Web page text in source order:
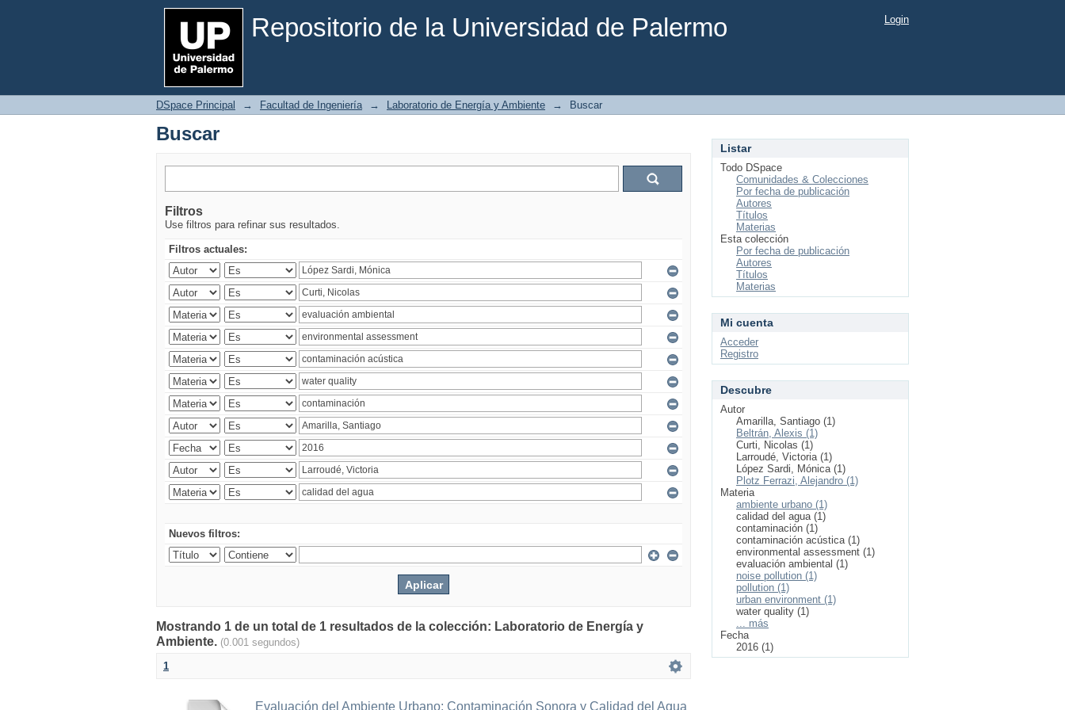
Repositorio de la Universidad de Palermo
Buscar Login
DSpace Principal → Facultad de Ingeniería → Laboratorio de Energía y Ambiente → Buscar
Buscar
Filtros
Use filtros para refinar sus resultados.
Filtros actuales:
Nuevos filtros:
Mostrando 1 de un total de 1 resultados de la colección: Laboratorio de Energía y
Ambiente. (0.001 segundos)
1
Evaluación del Ambiente Urbano: Contaminación Sonora y Calidad del Agua
Listar
Todo DSpace
Comunidades & Colecciones
Por fecha de publicación
Autores
Títulos
Materias
Esta colección
Por fecha de publicación
Autores
Títulos
Materias
Mi cuenta
Acceder
Registro
Descubre
Autor
Amarilla, Santiago (1)
Beltrán, Alexis (1)
Curti, Nicolas (1)
Larroudé, Victoria (1)
López Sardi, Mónica (1)
Plotz Ferrazi, Alejandro (1)
Materia
ambiente urbano (1)
calidad del agua (1)
contaminación (1)
contaminación acústica (1)
environmental assessment (1)
evaluación ambiental (1)
noise pollution (1)
pollution (1)
urban environment (1)
water quality (1)
... más
Fecha
2016 (1)